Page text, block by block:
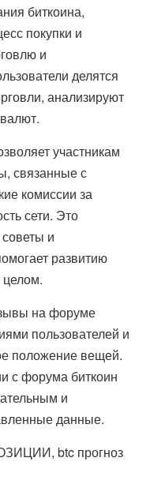
биткоина,
покупки и
и
делятся
анализируют
участникам
связанные с
комиссии за
сети. Это
и
развитию
целом.
на форуме
пользователей и
положение вещей.
с форума биткоин
и
данные.
btc прогноз